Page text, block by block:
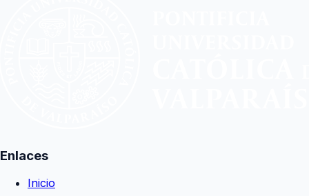
Enlaces
Inicio